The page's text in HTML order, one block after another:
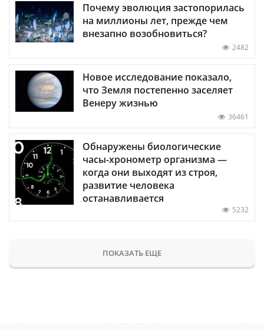
Почему эволюция застопорилась
на миллионы лет, прежде чем
внезапно возобновиться?
2482
Новое исследование показало,
что Земля постепенно заселяет
Венеру жизнью
36461
Обнаружены биологические
часы-хронометр организма —
когда они выходят из строя,
развитие человека
останавливается
5232
ПОКАЗАТЬ ЕЩЕ